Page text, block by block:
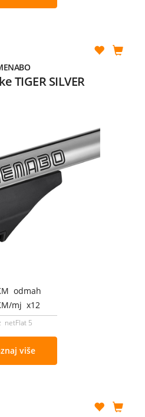
TIGER SILVER
odmah
mj x12
netFlat 5
više